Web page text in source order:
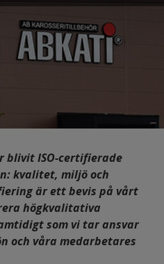
blivit ISO-certifierade
kvalitet, miljö och
är ett bevis på vårt
högkvalitativa
som vi tar ansvar
och våra medarbetares